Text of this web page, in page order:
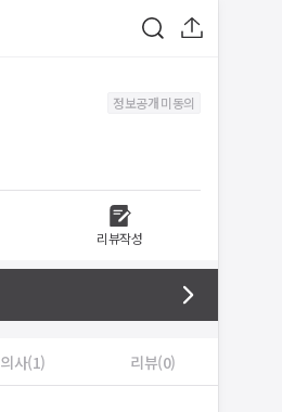
정보공개 미동의
리뷰작성
의사(1) 리뷰(0)